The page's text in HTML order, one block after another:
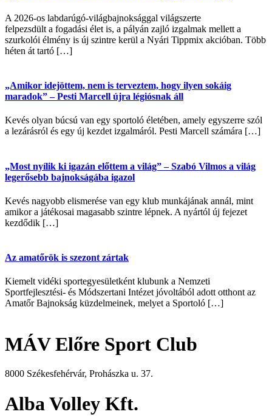
A 2026-os labdarúgó-világbajnoksággal világszerte
felpezsdült a fogadási élet is, a pályán zajló izgalmak mellett a
szurkolói élmény is új szintre kerül a Nyári Tippmix akcióban. Több
héten át tartó […]
„Amikor idejöttem, nem is terveztem, hogy ilyen sokáig
maradok” – Pesti Marcell újra légiósnak áll
Kevés olyan búcsú van egy sportoló életében, amely egyszerre szól
a lezárásról és egy új kezdet izgalmáról. Pesti Marcell számára […]
„Most nyílik ki igazán előttem a világ” – Szabó Vilmos a világ
legerősebb bajnokságába igazol
Kevés nagyobb elismerése van egy klub munkájának annál, mint
amikor a játékosai magasabb szintre lépnek. A nyártól új fejezet
kezdődik […]
Az amatőrök is szezont zártak
Kiemelt vidéki sportegyesületként klubunk a Nemzeti
Sportfejlesztési- és Módszertani Intézet jóvoltából adott otthont az
Amatőr Bajnokság küzdelmeinek, melyet a Sportoló […]
MÁV Előre Sport Club
8000 Székesfehérvár, Prohászka u. 37.
Alba Volley Kft.